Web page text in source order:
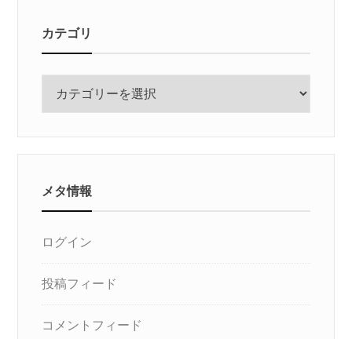
カテゴリ
メタ情報
ログイン
投稿フィード
コメントフィード